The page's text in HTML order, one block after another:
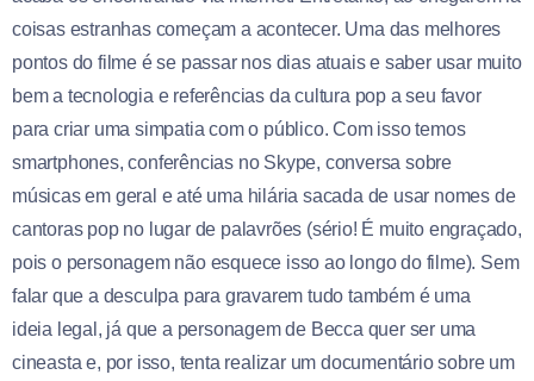
coisas estranhas começam a acontecer. Uma das melhores
pontos do filme é se passar nos dias atuais e saber usar muito
bem a tecnologia e referências da cultura pop a seu favor
para criar uma simpatia com o público. Com isso temos
smartphones, conferências no Skype, conversa sobre
músicas em geral e até uma hilária sacada de usar nomes de
cantoras pop no lugar de palavrões (sério! É muito engraçado,
pois o personagem não esquece isso ao longo do filme). Sem
falar que a desculpa para gravarem tudo também é uma
ideia legal, já que a personagem de Becca quer ser uma
cineasta e, por isso, tenta realizar um documentário sobre um